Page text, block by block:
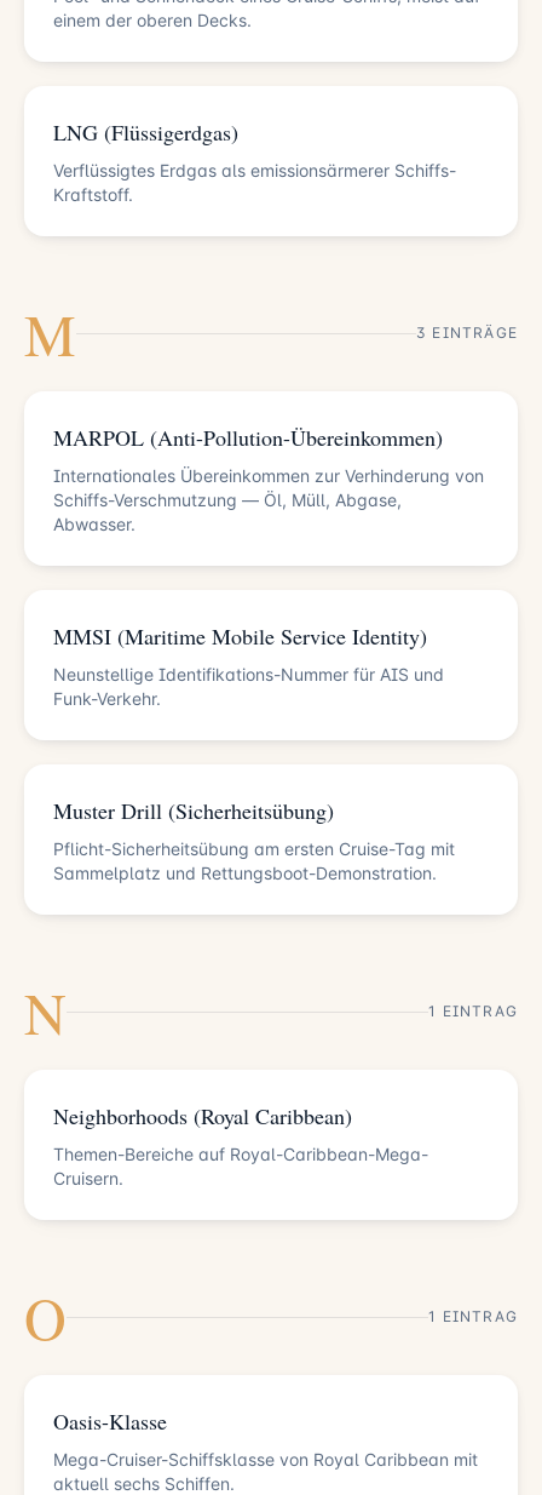
einem der oberen Decks.
LNG (Flüssigerdgas)
Verflüssigtes Erdgas als emissionsärmerer Schiffs-
Kraftstoff.
M 3 EINTRÄGE
MARPOL (Anti-Pollution-Übereinkommen)
Internationales Übereinkommen zur Verhinderung von
Schiffs-Verschmutzung — Öl, Müll, Abgase,
Abwasser.
MMSI (Maritime Mobile Service Identity)
Neunstellige Identifikations-Nummer für AIS und
Funk-Verkehr.
Muster Drill (Sicherheitsübung)
Pflicht-Sicherheitsübung am ersten Cruise-Tag mit
Sammelplatz und Rettungsboot-Demonstration.
N 1 EINTRAG
Neighborhoods (Royal Caribbean)
Themen-Bereiche auf Royal-Caribbean-Mega-
Cruisern.
O 1 EINTRAG
Oasis-Klasse
Mega-Cruiser-Schiffsklasse von Royal Caribbean mit
aktuell sechs Schiffen.